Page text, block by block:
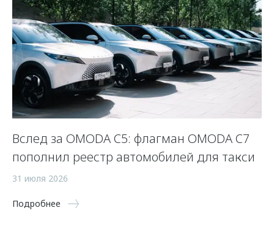
Вслед за OMODA C5: флагман OMODA C7
пополнил реестр автомобилей для такси
31 июля 2026
Подробнее